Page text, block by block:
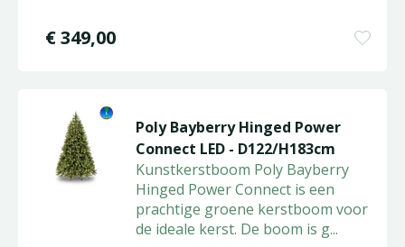
€349,00
Poly Bayberry Hinged Power
Connect LED - D122/H183cm
Kunstkerstboom Poly Bayberry
Hinged Power Connect is een
prachtige groene kerstboom voor
de ideale kerst. De boom is g...